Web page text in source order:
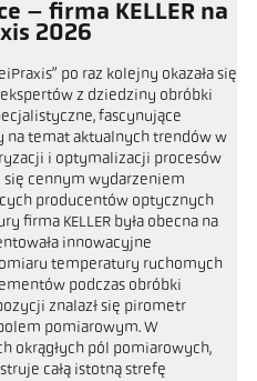
– firma KELLER na
2026
po raz kolejny okazała się
z dziedziny obróbki
fascynujące
na temat aktualnych trendów w
i optymalizacji procesów
się cennym wydarzeniem
producentów optycznych
firma KELLER była obecna na
innowacyjne
temperatury ruchomych
podczas obróbki
znalazł się pirometr
pomiarowym. W
okrągłych pól pomiarowych,
całą istotną strefę